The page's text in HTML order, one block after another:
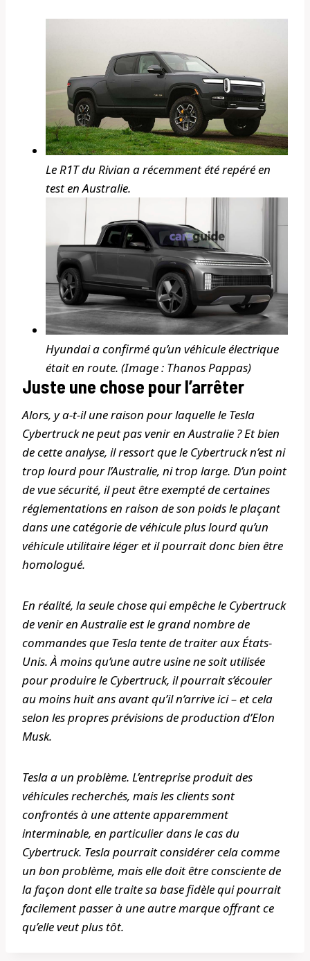
Le R1T du Rivian a récemment été repéré en
test en Australie.
Hyundai a confirmé qu’un véhicule électrique
était en route. (Image : Thanos Pappas)
Juste une chose pour l’arrêter
Alors, y a-t-il une raison pour laquelle le Tesla
Cybertruck ne peut pas venir en Australie ? Et bien
de cette analyse, il ressort que le Cybertruck n’est ni
trop lourd pour l’Australie, ni trop large. D’un point
de vue sécurité, il peut être exempté de certaines
réglementations en raison de son poids le plaçant
dans une catégorie de véhicule plus lourd qu’un
véhicule utilitaire léger et il pourrait donc bien être
homologué.
En réalité, la seule chose qui empêche le Cybertruck
de venir en Australie est le grand nombre de
commandes que Tesla tente de traiter aux États-
Unis. À moins qu’une autre usine ne soit utilisée
pour produire le Cybertruck, il pourrait s’écouler
au moins huit ans avant qu’il n’arrive ici – et cela
selon les propres prévisions de production d’Elon
Musk.
Tesla a un problème. L’entreprise produit des
véhicules recherchés, mais les clients sont
confrontés à une attente apparemment
interminable, en particulier dans le cas du
Cybertruck. Tesla pourrait considérer cela comme
un bon problème, mais elle doit être consciente de
la façon dont elle traite sa base fidèle qui pourrait
facilement passer à une autre marque offrant ce
qu’elle veut plus tôt.